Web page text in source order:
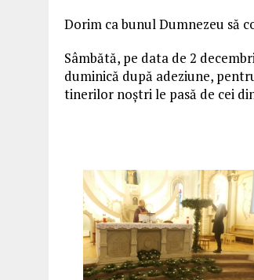
Dorim ca bunul Dumnezeu să
Sâmbătă, pe data de 2
duminică după adeziune,
tinerilor noștri le pasă de cei